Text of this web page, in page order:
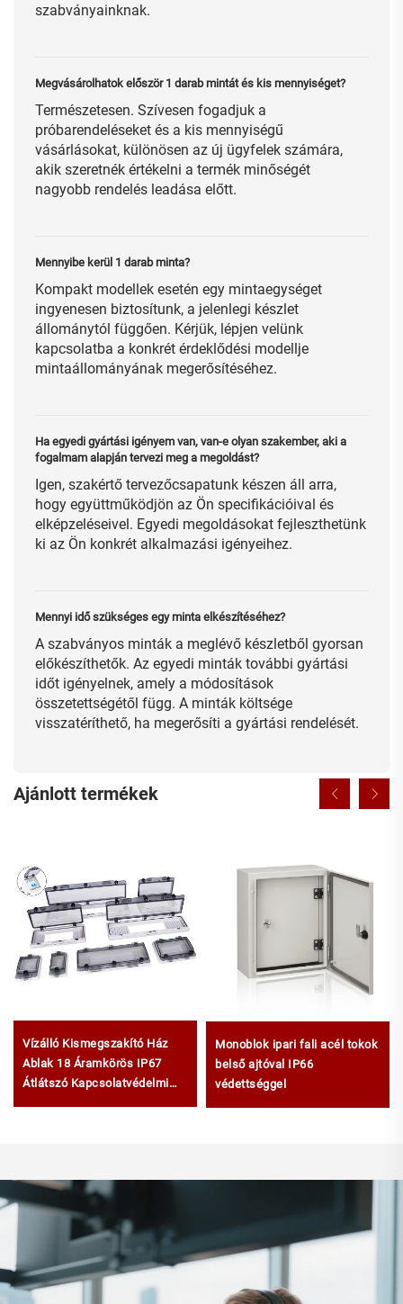
szabványainknak.
Megvásárolhatok először 1 darab mintát és kis mennyiséget?
Természetesen. Szívesen fogadjuk a
próbarendeléseket és a kis mennyiségű
vásárlásokat, különösen az új ügyfelek számára,
akik szeretnék értékelni a termék minőségét
nagyobb rendelés leadása előtt.
Mennyibe kerül 1 darab minta?
Kompakt modellek esetén egy mintaegységet
ingyenesen biztosítunk, a jelenlegi készlet
állománytól függően. Kérjük, lépjen velünk
kapcsolatba a konkrét érdeklődési modellje
mintaállományának megerősítéséhez.
Ha egyedi gyártási igényem van, van-e olyan szakember, aki a
fogalmam alapján tervezi meg a megoldást?
Igen, szakértő tervezőcsapatunk készen áll arra,
hogy együttműködjön az Ön specifikációival és
elképzeléseivel. Egyedi megoldásokat fejleszthetünk
ki az Ön konkrét alkalmazási igényeihez.
Mennyi idő szükséges egy minta elkészítéséhez?
A szabványos minták a meglévő készletből gyorsan
előkészíthetők. Az egyedi minták további gyártási
időt igényelnek, amely a módosítások
összetettségétől függ. A minták költsége
visszatéríthető, ha megerősíti a gyártási rendelését.
Ajánlott termékek
Vízálló Kismegszakító Ház
Ablak 18 Áramkörös IP67
Átlátszó Kapcsolatvédelmi
Monoblok ipari fali acél tokok
belső ajtóval IP66
védettséggel